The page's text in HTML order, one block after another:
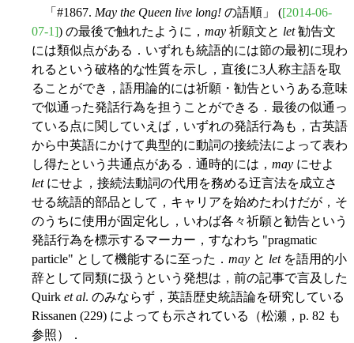
「#1867. May the Queen live long! の語順」 ([2014-06-
07-1]) の最後で触れたように， may 祈願文と let勧告文
には類似点がある．いずれも統語的には節の最初に現わ
れるという破格的な性質を示し，直後に3人称主語を取
ることができ，語用論的には祈願・勧告というある意味
で似通った発話行為を担うことができる．最後の似通っ
ている点に関していえば，いずれの発話行為も，古英語
から中英語にかけて典型的に動詞の接続法によって表わ
し得たという共通点がある．通時的には， may にせよ
letにせよ，接続法動詞の代用を務める迂言法を成立さ
せる統語的部品として，キャリアを始めたわけだが，そ
のうちに使用が固定化し，いわば各々祈願と勧告という
発話行為を標示するマーカー，すなわち "pragmatic
particle" として機能するに至った． may と letを語用的小
辞として同類に扱うという発想は，前の記事で言及した
Quirk et al. のみならず，英語歴史統語論を研究している
Rissanen (229) によっても示されている（松瀬，p. 82 も
参照）．